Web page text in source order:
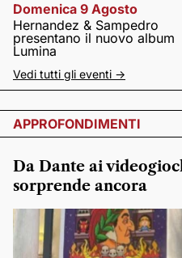
Domenica 9 Agosto
Hernandez & Sampedro
presentano il nuovo album
Lumina
Vedi tutti gli eventi ->
APPROFONDIMENTI
Da Dante ai
sorprende ancora